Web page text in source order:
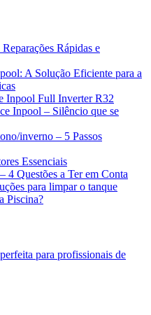
Rápidas e
A Solução Eficiente para a
Inpool Full Inverter R32
Inpool – Silêncio que se
inverno – 5 Passos
Essenciais
4 Questões a Ter em Conta
para limpar o tanque
Piscina?
para profissionais de